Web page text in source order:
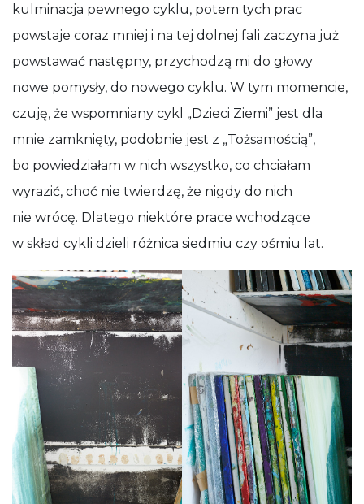
kulminacja pewnego cyklu, potem tych prac
powstaje coraz mniej i na tej dolnej fali zaczyna już
powstawać następny, przychodzą mi do głowy
nowe pomysły, do nowego cyklu. W tym momencie,
czuję, że wspomniany cykl „Dzieci Ziemi” jest dla
mnie zamknięty, podobnie jest z „Tożsamością”,
bo powiedziałam w nich wszystko, co chciałam
wyrazić, choć nie twierdzę, że nigdy do nich
nie wrócę. Dlatego niektóre prace wchodzące
w skład cykli dzieli różnica siedmiu czy ośmiu lat.